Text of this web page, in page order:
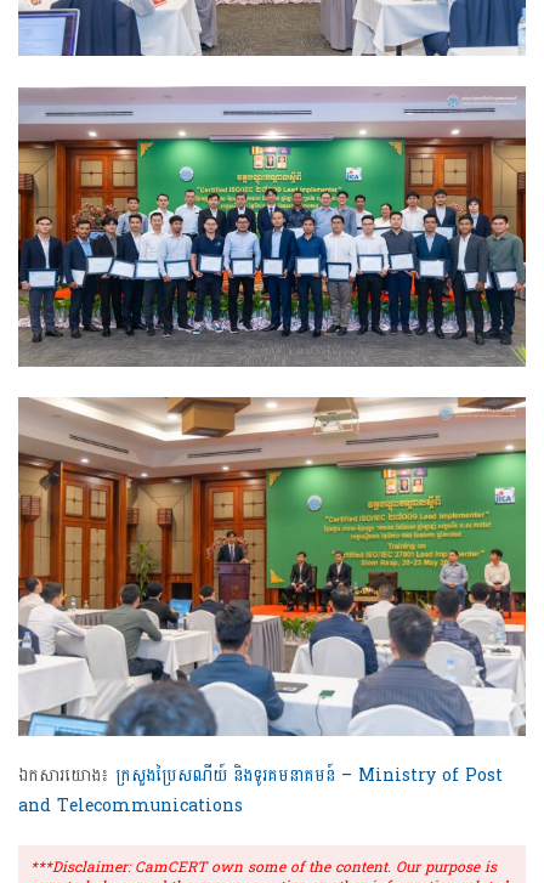
ឯកសារយោង៖ ក្រសួងប្រៃសណីយ៍ និងទូរគមនាគមន៍ – Ministry of Post
and Telecommunications
***Disclaimer: CamCERT own some of the content. Our purpose is